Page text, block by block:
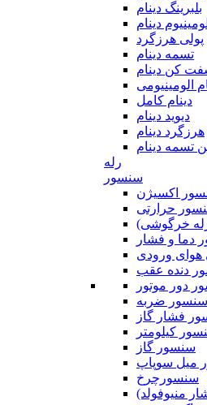
بلبرینگ دینام
دینام
پولی هرزگرد
تسمه دینام
کن دینام
الومینیومی
دینام کامل
دیوید دینام
هرزگرد دینام
تسمه دینام
رله
سنسور
اکسیژن
حرارتی
خرگوشی)
دما و فشار
ورودی
دنده عقب
دور موتور
سنسور ضربه
فشار گاز
کیلومتر
سنسور گاز
میل سوپاپ
سنسورچرخ
منیوفولد)